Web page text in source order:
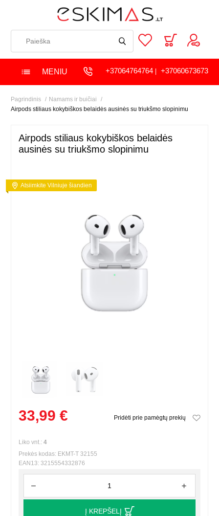
MENIU +37064764764| +37060673673
Pagrindinis
Namams ir buičiai
Airpods stiliaus kokybiškos belaidės ausinės su triukšmo slopinimu
Airpods stiliaus kokybiškos belaidės
ausinės su triukšmo slopinimu
Atsiimkite Vilniuje šiandien
33,99 € Pridėti prie pamėgtų prekių
Liko vnt.:4
Prekės kodas: EKMT-T 32155
EAN13: 3215554332876
Į KREPŠELĮ